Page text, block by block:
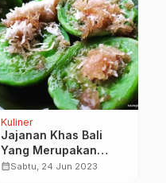
Kuliner
Jajanan Khas Bali
Yang Merupakan
Rekomendasi Liburan
calendar_monthSabtu, 24 Jun 2023